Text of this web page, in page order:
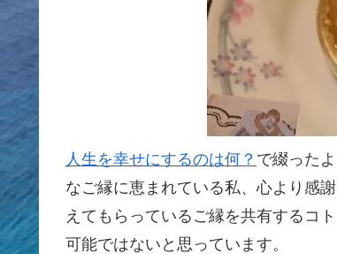
人生を幸せにするのは何？ で綴った
なご縁に恵まれている私、心より感
えてもらっているご縁を共有するコ
可能ではないと思っています。